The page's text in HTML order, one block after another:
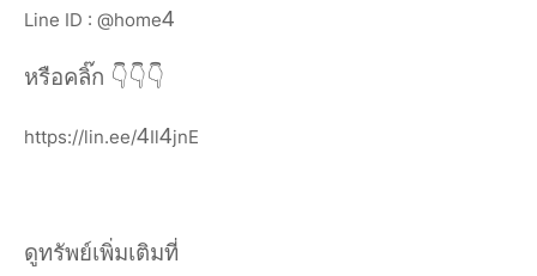
Line ID : @home4
หรือคลิ๊ก 👇👇👇
https://lin.ee/4Il4jnE
ดูทรัพย์เพิ่มเติมที่